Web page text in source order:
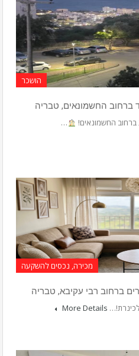
הושכר
…
מכירה, נכסים להשקעה
More Details